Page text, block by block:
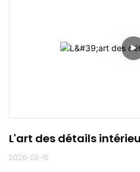
L'art des détails
2026-03-16